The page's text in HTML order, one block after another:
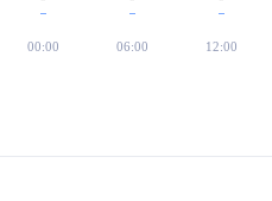
00:00 06:00 12:00